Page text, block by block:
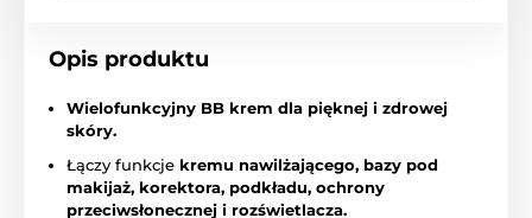
Opis produktu
Wielofunkcyjny BB krem dla pięknej i zdrowej
skóry.
Łączy funkcje kremu nawilżającego, bazy pod
makijaż, korektora, podkładu, ochrony
przeciwsłonecznej i rozświetlacza.